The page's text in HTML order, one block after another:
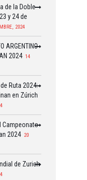
de la Doble
y 24 de
2024
ARGENTINO
2024 14
Ruta 2024:
en Zúrich
Campeonato
2024 20
de Zurich